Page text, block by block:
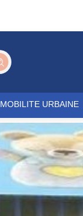
MOBILITE URBAINE